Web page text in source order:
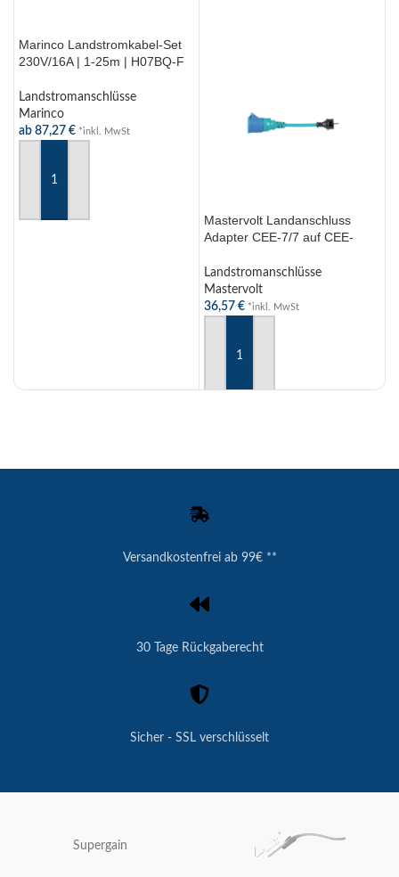
Marinco Landstromkabel-Set
230V/16A | 1-25m | H07BQ-F
Landstromanschlüsse
Marinco
ab 87,27 € *inkl. MwSt
Mastervolt Landanschluss
Adapter CEE-7/7 auf CEE-
Landstromanschlüsse
Mastervolt
36,57 € *inkl. MwSt
Versandkostenfrei ab 99€ **
30 Tage Rückgaberecht
Sicher - SSL verschlüsselt
Supergain